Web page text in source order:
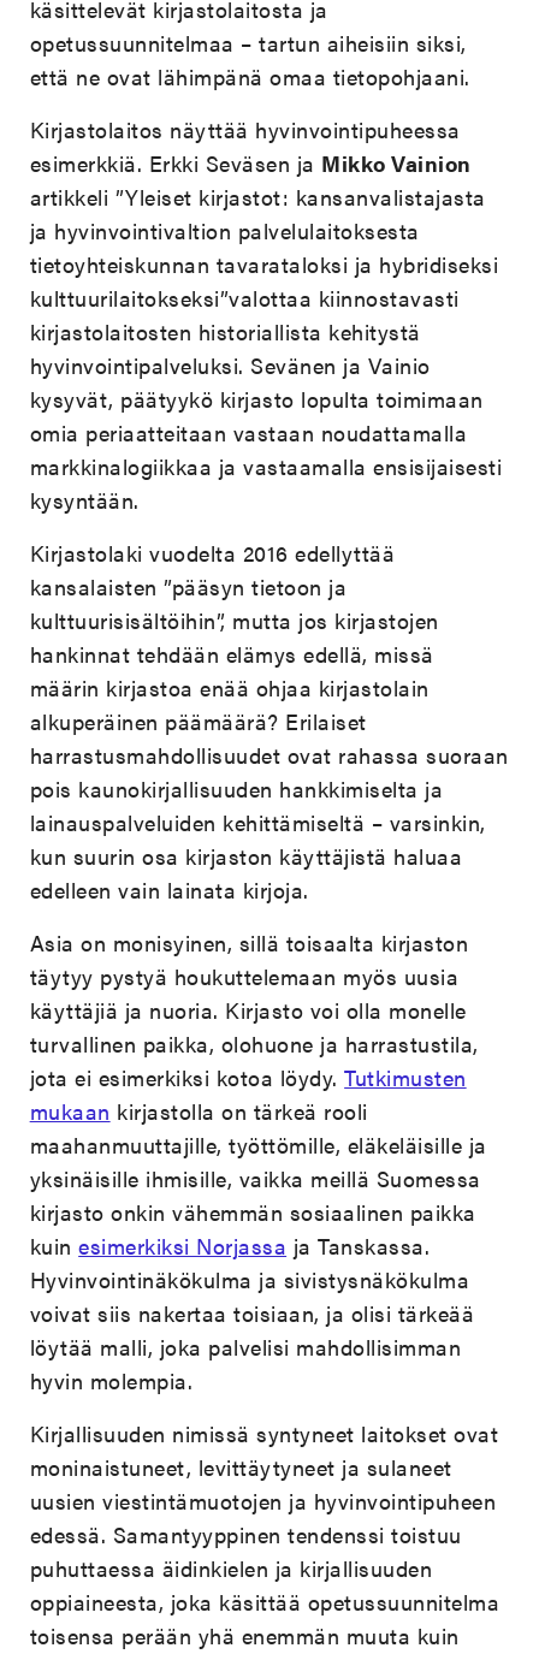
käsittelevät kirjastolaitosta ja
opetussuunnitelmaa – tartun aiheisiin siksi,
että ne ovat lähimpänä omaa tietopohjaani.
Kirjastolaitos näyttää hyvinvointipuheessa
esimerkkiä. Erkki Seväsen ja Mikko Vainion
artikkeli ”Yleiset kirjastot: kansanvalistajasta
ja hyvinvointivaltion palvelulaitoksesta
tietoyhteiskunnan tavarataloksi ja hybridiseksi
kulttuurilaitokseksi”valottaa kiinnostavasti
kirjastolaitosten historiallista kehitystä
hyvinvointipalveluksi. Sevänen ja Vainio
kysyvät, päätyykö kirjasto lopulta toimimaan
omia periaatteitaan vastaan noudattamalla
markkinalogiikkaa ja vastaamalla ensisijaisesti
kysyntään.
Kirjastolaki vuodelta 2016 edellyttää
kansalaisten ”pääsyn tietoon ja
kulttuurisisältöihin”, mutta jos kirjastojen
hankinnat tehdään elämys edellä, missä
määrin kirjastoa enää ohjaa kirjastolain
alkuperäinen päämäärä? Erilaiset
harrastusmahdollisuudet ovat rahassa suoraan
pois kaunokirjallisuuden hankkimiselta ja
lainauspalveluiden kehittämiseltä – varsinkin,
kun suurin osa kirjaston käyttäjistä haluaa
edelleen vain lainata kirjoja.
Asia on monisyinen, sillä toisaalta kirjaston
täytyy pystyä houkuttelemaan myös uusia
käyttäjiä ja nuoria. Kirjasto voi olla monelle
turvallinen paikka, olohuone ja harrastustila,
jota ei esimerkiksi kotoa löydy.Tutkimusten
mukaan kirjastolla on tärkeä rooli
maahanmuuttajille, työttömille, eläkeläisille ja
yksinäisille ihmisille, vaikka meillä Suomessa
kirjasto onkin vähemmän sosiaalinen paikka
kuinesimerkiksi Norjassa ja Tanskassa.
Hyvinvointinäkökulma ja sivistysnäkökulma
voivat siis nakertaa toisiaan, ja olisi tärkeää
löytää malli, joka palvelisi mahdollisimman
hyvin molempia.
Kirjallisuuden nimissä syntyneet laitokset ovat
moninaistuneet, levittäytyneet ja sulaneet
uusien viestintämuotojen ja hyvinvointipuheen
edessä. Samantyyppinen tendenssi toistuu
puhuttaessa äidinkielen ja kirjallisuuden
oppiaineesta, joka käsittää opetussuunnitelma
toisensa perään yhä enemmän muuta kuin